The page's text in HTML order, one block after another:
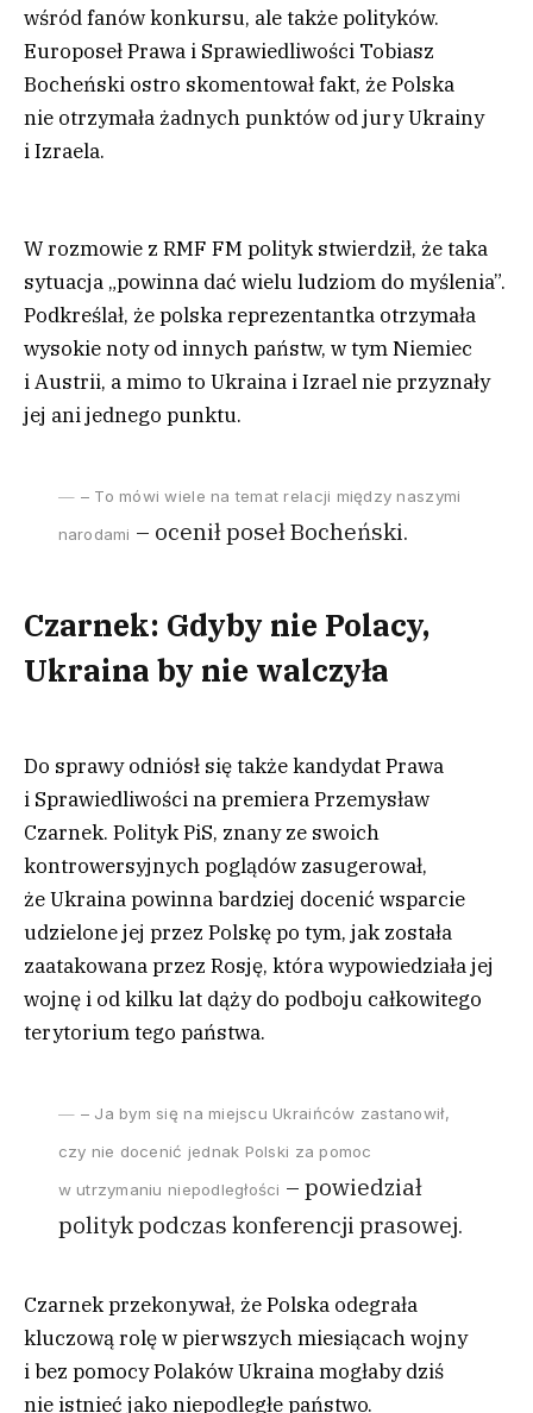
wśród fanów konkursu, ale także polityków.
Europoseł Prawa i Sprawiedliwości Tobiasz
Bocheński ostro skomentował fakt, że Polska
nie otrzymała żadnych punktów od jury Ukrainy
i Izraela.
W rozmowie z RMF FM polityk stwierdził, że taka
sytuacja „powinna dać wielu ludziom do myślenia”.
Podkreślał, że polska reprezentantka otrzymała
wysokie noty od innych państw, w tym Niemiec
i Austrii, a mimo to Ukraina i Izrael nie przyznały
jej ani jednego punktu.
– To mówi wiele na temat relacji między naszymi
narodami – ocenił poseł Bocheński.
Czarnek: Gdyby nie Polacy,
Ukraina by nie walczyła
Do sprawy odniósł się także kandydat Prawa
i Sprawiedliwości na premiera Przemysław
Czarnek. Polityk PiS, znany ze swoich
kontrowersyjnych poglądów zasugerował,
że Ukraina powinna bardziej docenić wsparcie
udzielone jej przez Polskę po tym, jak została
zaatakowana przez Rosję, która wypowiedziała jej
wojnę i od kilku lat dąży do podboju całkowitego
terytorium tego państwa.
– Ja bym się na miejscu Ukraińców zastanowił,
czy nie docenić jednak Polski za pomoc
w utrzymaniu niepodległości – powiedział
polityk podczas konferencji prasowej.
Czarnek przekonywał, że Polska odegrała
kluczową rolę w pierwszych miesiącach wojny
i bez pomocy Polaków Ukraina mogłaby dziś
nie istnieć jako niepodległe państwo.